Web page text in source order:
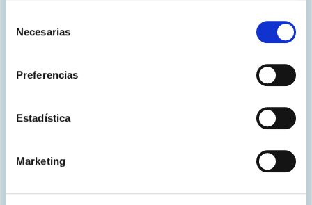
Necesarias
Preferencias
Estadística
Marketing
Descubre todos los
climatizadores sin unidad
exterior Olimpia Splendid